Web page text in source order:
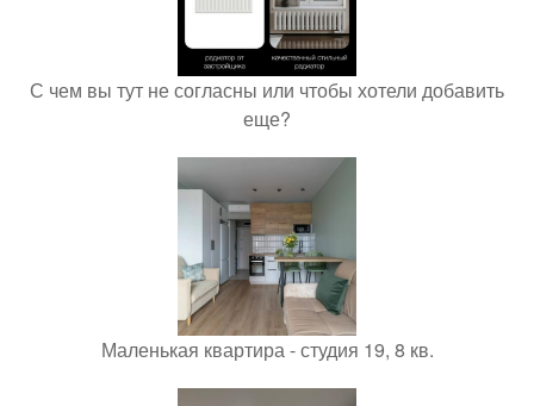
С чем вы тут не согласны или чтобы хотели добавить
еще?
Маленькая квартира - студия 19, 8 кв.